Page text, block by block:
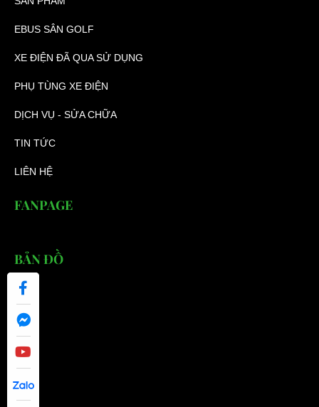
EBUS SÂN GOLF
XE ĐIỆN ĐÃ QUA SỬ DỤNG
PHỤ TÙNG XE ĐIỆN
DỊCH VỤ - SỬA CHỮA
TIN TỨC
LIÊN HỆ
FANPAGE
BẢN ĐỒ